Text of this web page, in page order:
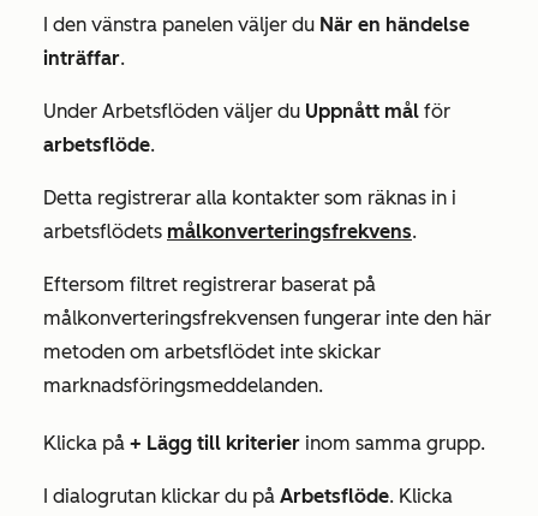
I den vänstra panelen väljer du När en händelse
inträffar.
Under Arbetsflöden väljer du Uppnått mål för
arbetsflöde.
Detta registrerar alla kontakter som räknas in i
arbetsflödets målkonverteringsfrekvens.
Eftersom filtret registrerar baserat på
målkonverteringsfrekvensen fungerar inte den här
metoden om arbetsflödet inte skickar
marknadsföringsmeddelanden.
Klicka på + Lägg till kriterier inom samma grupp.
I dialogrutan klickar du på Arbetsflöde. Klicka